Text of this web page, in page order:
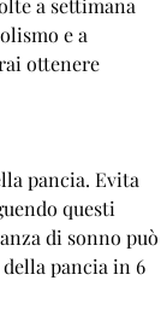
a settimana
e a
ottenere
pancia. Evita
questi
di sonno può
pancia in 6